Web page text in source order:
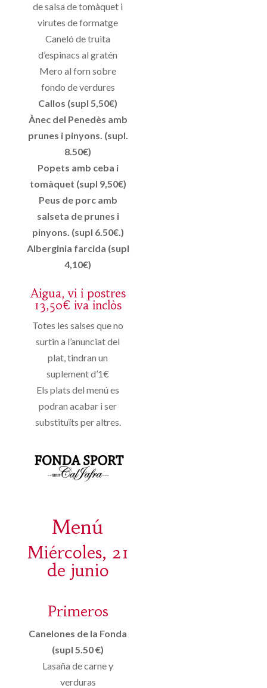
de salsa de tomàquet i
virutes de formatge
Caneló de truita
d’espinacs al gratén
Mero al forn sobre
fondo de verdures
Callos (supl 5,50€)
Ànec del Penedès amb
prunes i pinyons. (supl.
8.50€)
Popets amb ceba i
tomàquet (supl 9,50€)
Peus de porc amb
salseta de prunes i
pinyons. (supl 6.50€.)
Alberginia farcida (supl
4,10€)
Aigua, vi i postres
13,50€ iva inclòs
Totes les salses que no
surtin a l’anunciat del
plat, tindran un
suplement d’1€
Els plats del menú es
podran acabar i ser
substituïts per altres.
Menú
Miércoles, 21
de junio
Primeros
Canelones de la Fonda
(supl 5.50 €)
Lasaña de carne y
verduras